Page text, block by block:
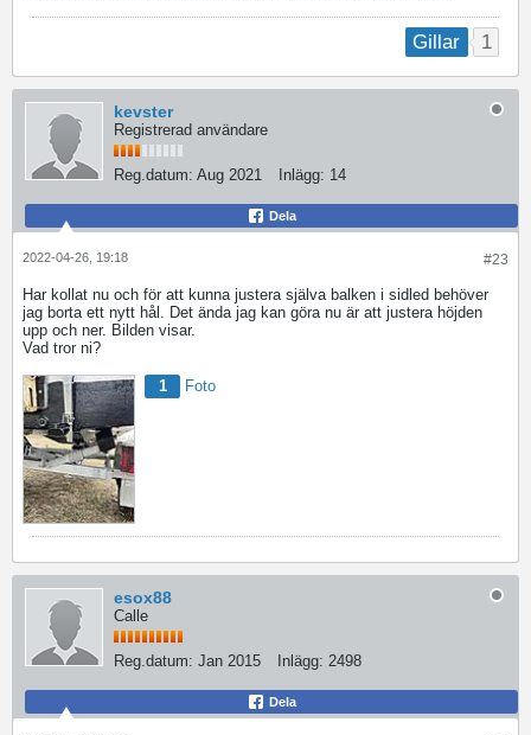
Gillar 1
kevster
Registrerad användare
Reg.datum: Aug 2021 Inlägg: 14
Dela
#23
2022-04-26, 19:18
Har kollat nu och för att kunna justera själva balken i sidled behöver
jag borta ett nytt hål. Det ända jag kan göra nu är att justera höjden
upp och ner. Bilden visar.
Vad tror ni?
1 Foto
esox88
Calle
Reg.datum: Jan 2015 Inlägg: 2498
Dela